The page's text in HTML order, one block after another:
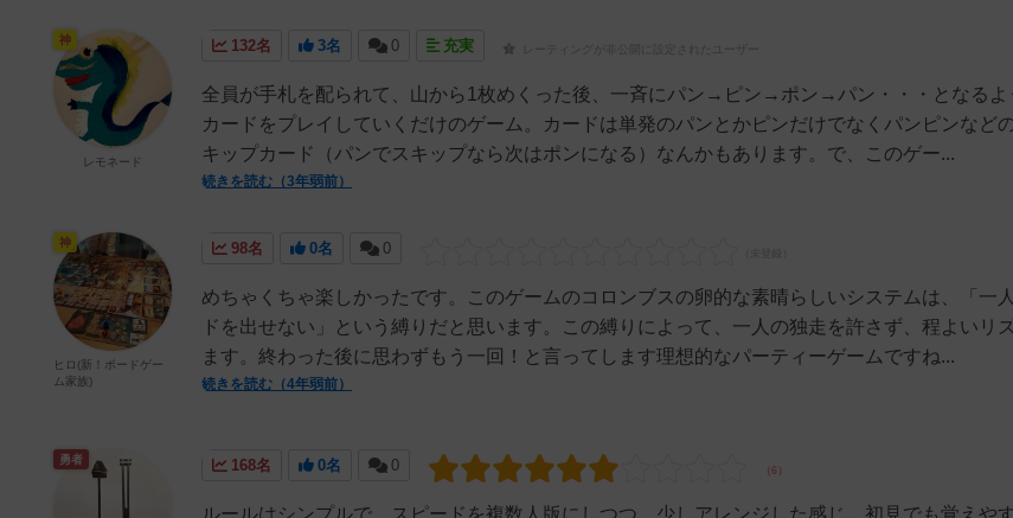
132名 3名 0 充実 レーティングが非公開に設定されたユーザー
全員が手札を配られて、山から1枚めくった後、一斉にパン→ピン→ポン→パン・・・となるよ
カードをプレイしていくだけのゲーム。カードは単発のパンとかピンだけでなくパンピンなど
キップカード（パンでスキップなら次はポンになる）なんかもあります。で、このゲー...
続きを読む（3年弱前）
神
レモネード
98名 0名 0
めちゃくちゃ楽しかったです。このゲームのコロンブスの卵的な素晴らしいシステムは、「一
ドを出せない」という縛りだと思います。この縛りによって、一人の独走を許さず、程よいリ
ます。終わった後に思わずもう一回！と言ってします理想的なパーティーゲームですね...
続きを読む（4年弱前）
神
ヒロ(新！ボードゲー
ム家族)
168名 0名 0
ルールはシンプルで、スピードを複数人版にしつつ、少しアレンジした感じ。初見でも覚えや
勇者